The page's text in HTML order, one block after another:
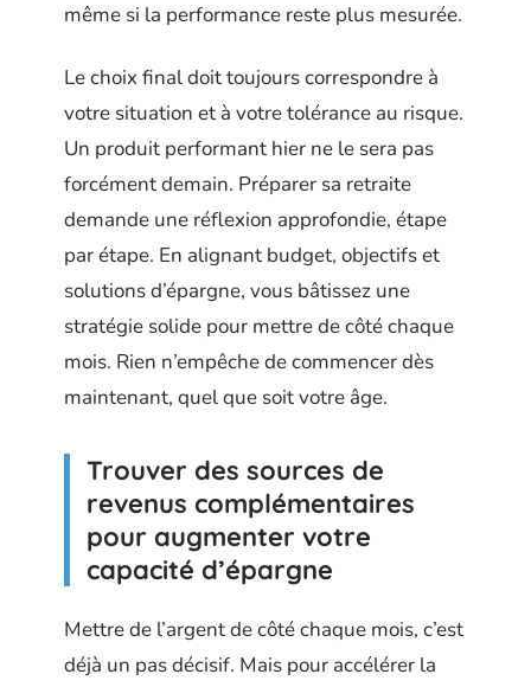
même si la performance reste plus mesurée.
Le choix final doit toujours correspondre à
votre situation et à votre tolérance au risque.
Un produit performant hier ne le sera pas
forcément demain. Préparer sa retraite
demande une réflexion approfondie, étape
par étape. En alignant budget, objectifs et
solutions d’épargne, vous bâtissez une
stratégie solide pour mettre de côté chaque
mois. Rien n’empêche de commencer dès
maintenant, quel que soit votre âge.
Trouver des sources de
revenus complémentaires
pour augmenter votre
capacité d’épargne
Mettre de l’argent de côté chaque mois, c’est
déjà un pas décisif. Mais pour accélérer la